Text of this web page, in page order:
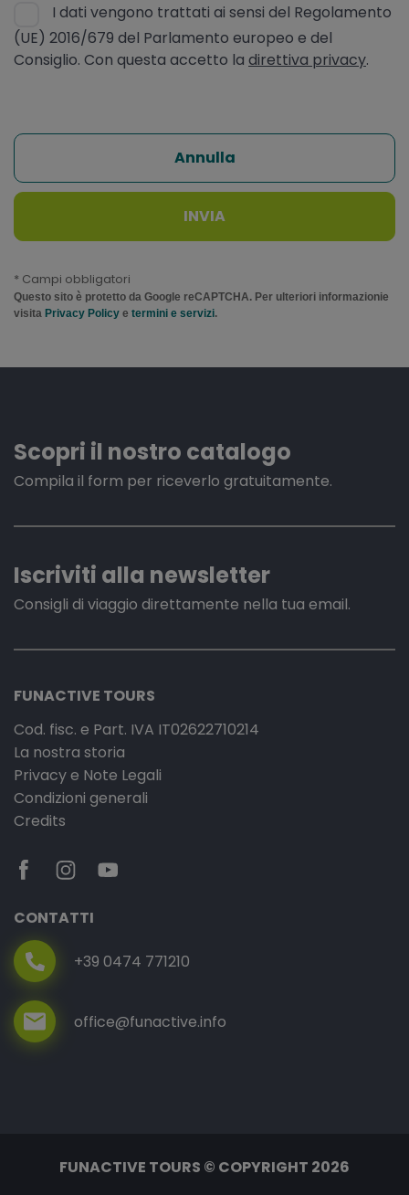
I dati vengono trattati ai sensi del Regolamento
(UE) 2016/679 del Parlamento europeo e del
Consiglio. Con questa accetto la direttiva privacy.
Annulla
INVIA
* Campi obbligatori
Questo sito è protetto da Google reCAPTCHA. Per ulteriori informazionie
visita Privacy Policy e termini e servizi.
Scopri il nostro catalogo
Compila il form per riceverlo gratuitamente.
Iscriviti alla newsletter
Consigli di viaggio direttamente nella tua email.
FUNACTIVE TOURS
Cod. fisc. e Part. IVA IT02622710214
La nostra storia
Privacy e Note Legali
Condizioni generali
Credits
CONTATTI
+39 0474 771210
office@funactive.info
FUNACTIVE TOURS © COPYRIGHT 2026